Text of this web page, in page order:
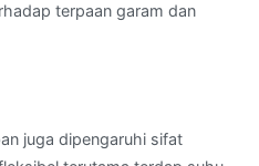
terpaan garam dan
juga dipengaruhi sifat